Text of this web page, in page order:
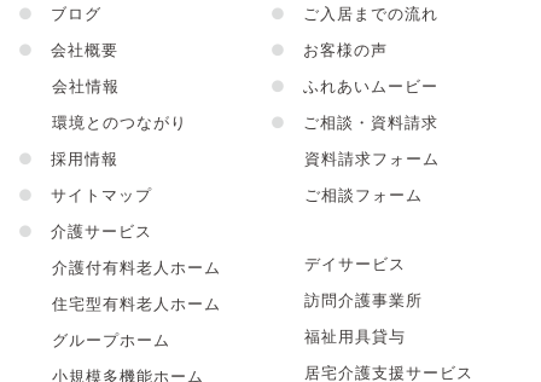
●
ブログ
●
会社概要
会社情報
環境とのつながり
●
採用情報
●
サイトマップ
●
介護サービス
介護付有料老人ホーム
住宅型有料老人ホーム
グループホーム
小規模多機能ホーム
●
ご入居までの流れ
●
お客様の声
●
ふれあいムービー
●
ご相談・資料請求
資料請求フォーム
ご相談フォーム
デイサービス
訪問介護事業所
福祉用具貸与
居宅介護支援サービス